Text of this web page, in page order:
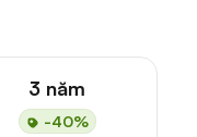
3 năm
-40%